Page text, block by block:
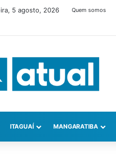
5 agosto, 2026 Quem somos
ITAGUAÍ MANGARATIBA